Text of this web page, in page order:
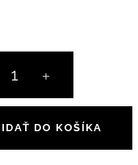
DO KOŠÍKA